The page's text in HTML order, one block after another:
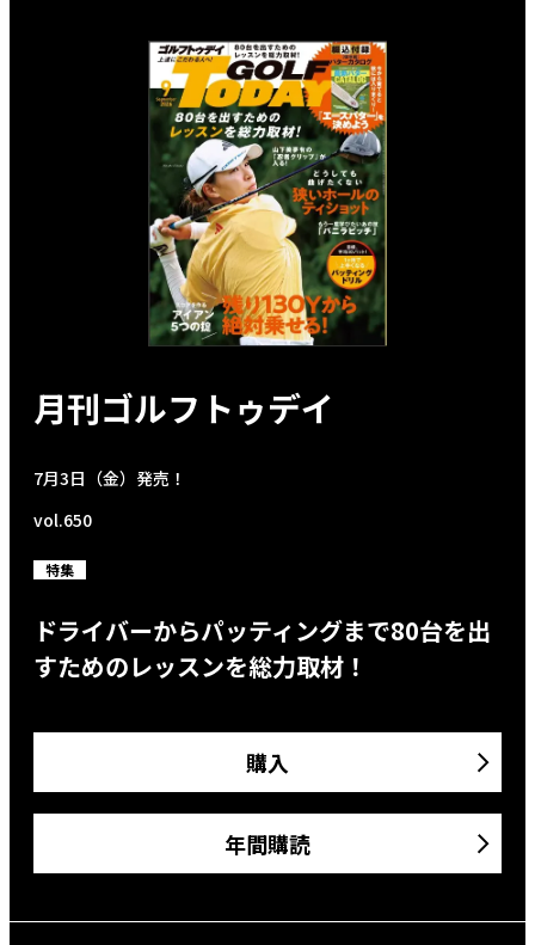
月刊ゴルフトゥデイ
7月3日（金）発売！
vol.650
特集
ドライバーからパッティングまで80台を出
すためのレッスンを総力取材！
購入
年間購読